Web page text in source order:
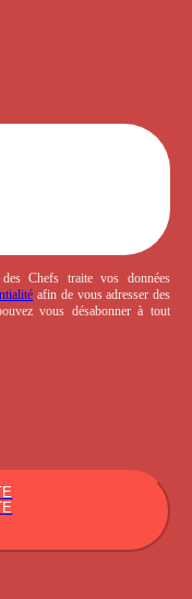
Chefs traite vos données
afin de vous adresser des
vous désabonner à tout